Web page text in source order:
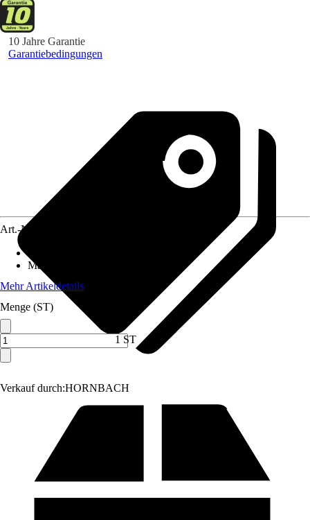
10 Jahre Garantie
Garantiebedingungen
Verkauf durch:HORNBACH
Art.-Nr.
Maximale Förderhöhe
Mehr Artikeldetails
Menge (ST)
1 ST